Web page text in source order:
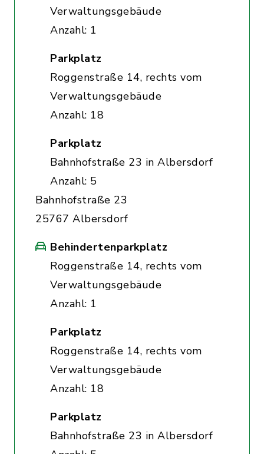
Verwaltungsgebäude
Anzahl: 1
Parkplatz
Roggenstraße 14, rechts vom
Verwaltungsgebäude
Anzahl: 18
Parkplatz
Bahnhofstraße 23 in Albersdorf
Anzahl: 5
Bahnhofstraße 23
25767 Albersdorf
Behindertenparkplatz
Roggenstraße 14, rechts vom
Verwaltungsgebäude
Anzahl: 1
Parkplatz
Roggenstraße 14, rechts vom
Verwaltungsgebäude
Anzahl: 18
Parkplatz
Bahnhofstraße 23 in Albersdorf